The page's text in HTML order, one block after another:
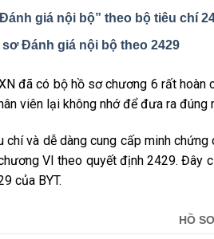
giá nội bộ” theo bộ tiêu chí
Đánh giá nội bộ theo 2429
đã có bộ hồ sơ chương 6 rất hoàn
viên lại không nhớ để đưa ra đúng
và dễ dàng cung cấp minh chứng
VI theo quyết định 2429. Đây
của BYT.
HỒ